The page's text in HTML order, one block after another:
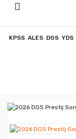
KPSS ALES DGS YDS